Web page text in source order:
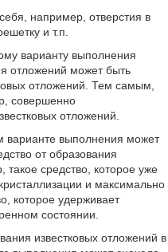
например, отверстия в
и т.п.
варианту выполнения
отложений может быть
отложений. Тем самым,
совершенно
отложений.
варианте выполнения может
от образования
средство, которое уже
и максимально
которое удерживает
состоянии.
известковых отложений в